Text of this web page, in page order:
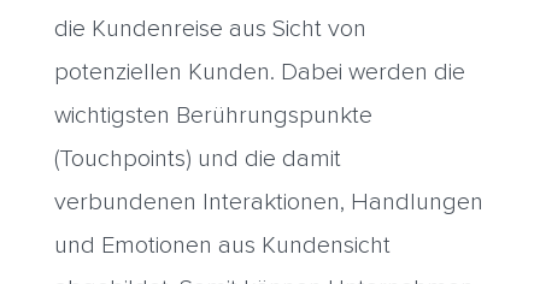
die Kundenreise aus Sicht von
potenziellen Kunden. Dabei werden die
wichtigsten Berührungspunkte
(Touchpoints) und die damit
verbundenen Interaktionen, Handlungen
und Emotionen aus Kundensicht